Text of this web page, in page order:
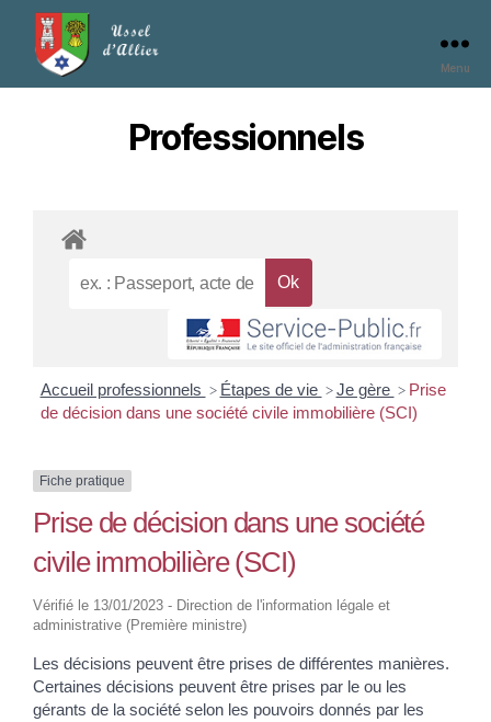
Menu
Professionnels
Accueil professionnels > Étapes de vie > Je gère > Prise
de décision dans une société civile immobilière (SCI)
Fiche pratique
Prise de décision dans une société
civile immobilière (SCI)
Vérifié le 13/01/2023 - Direction de l'information légale et
administrative (Première ministre)
Les décisions peuvent être prises de différentes manières.
Certaines décisions peuvent être prises par le ou les
gérants de la société selon les pouvoirs donnés par les